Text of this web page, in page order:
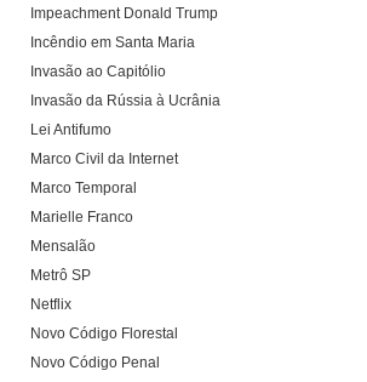
Impeachment Donald Trump
Incêndio em Santa Maria
Invasão ao Capitólio
Invasão da Rússia à Ucrânia
Lei Antifumo
Marco Civil da Internet
Marco Temporal
Marielle Franco
Mensalão
Metrô SP
Netflix
Novo Código Florestal
Novo Código Penal